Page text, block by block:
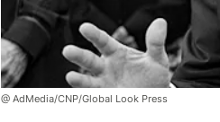
@ AdMedia/CNP/Global Look Press